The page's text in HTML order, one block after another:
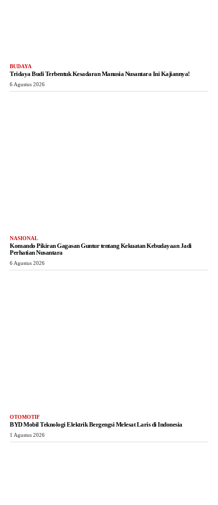
BUDAYA
Tridaya Budi Terbentuk Kesadaran Manusia Nusantara Ini Kajiannya!
6 Agustus 2026
NASIONAL
Komando Pikiran Gagasan Guntur tentang Kekuatan Kebudayaan Jadi
Perhatian Nusantara
6 Agustus 2026
OTOMOTIF
BYD Mobil Teknologi Elektrik Bergengsi Melesat Laris di Indonesia
1 Agustus 2026